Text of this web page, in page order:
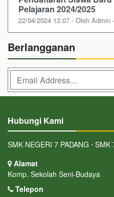
Pelajaran 2024/2025
22/04/2024 12:07 - Oleh Admin
Berlangganan
Hubungi Kami
SMK NEGERI 7 PADANG ⋅
Alamat
Komp. Sekolah Seni-Budaya
Telepon